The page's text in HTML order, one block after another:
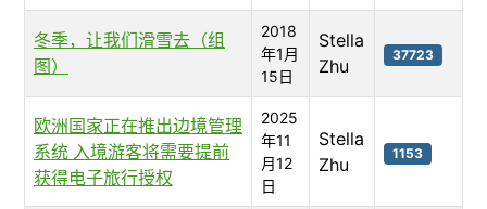
冬季，让我们滑雪去（组
图）
2018
年1月
15日
Stella
Zhu
37723
欧洲国家正在推出边境管理
系统 入境游客将需要提前
获得电子旅行授权
2025
年11
月12
日
Stella
Zhu
1153